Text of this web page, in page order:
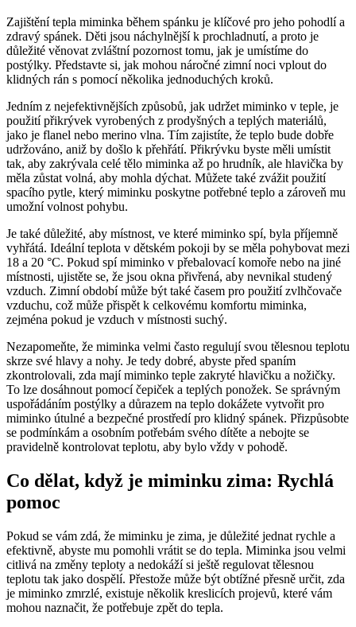
Zajištění tepla miminka během spánku je klíčové pro jeho pohodlí a
zdravý spánek. Děti jsou náchylnější k prochladnutí, a proto je
důležité věnovat zvláštní pozornost tomu, jak je umístíme do
postýlky. Představte si, jak mohou náročné zimní noci vplout do
klidných rán s pomocí několika jednoduchých kroků.
Jedním z nejefektivnějších způsobů, jak udržet miminko v teple, je
použití přikrývek vyrobených z prodyšných a teplých materiálů,
jako je flanel nebo merino vlna. Tím zajistíte, že teplo bude dobře
udržováno, aniž by došlo k přehřátí. Přikrývku byste měli umístit
tak, aby zakrývala celé tělo miminka až po hrudník, ale hlavička by
měla zůstat volná, aby mohla dýchat. Můžete také zvážit použití
spacího pytle, který miminku poskytne potřebné teplo a zároveň mu
umožní volnost pohybu.
Je také důležité, aby místnost, ve které miminko spí, byla příjemně
vyhřátá. Ideální teplota v dětském pokoji by se měla pohybovat mezi
18 a 20 °C. Pokud spí miminko v přebalovací komoře nebo na jiné
místnosti, ujistěte se, že jsou okna přivřená, aby nevnikal studený
vzduch. Zimní období může být také časem pro použití zvlhčovače
vzduchu, což může přispět k celkovému komfortu miminka,
zejména pokud je vzduch v místnosti suchý.
Nezapomeňte, že miminka velmi často regulují svou tělesnou teplotu
skrze své hlavy a nohy. Je tedy dobré, abyste před spaním
zkontrolovali, zda mají miminko teple zakryté hlavičku a nožičky.
To lze dosáhnout pomocí čepiček a teplých ponožek. Se správným
uspořádáním postýlky a důrazem na teplo dokážete vytvořit pro
miminko útulné a bezpečné prostředí pro klidný spánek. Přizpůsobte
se podmínkám a osobním potřebám svého dítěte a nebojte se
pravidelně kontrolovat teplotu, aby bylo vždy v pohodě.
Co dělat, když je miminku zima: Rychlá
pomoc
Pokud se vám zdá, že miminku je zima, je důležité jednat rychle a
efektivně, abyste mu pomohli vrátit se do tepla. Miminka jsou velmi
citlivá na změny teploty a nedokáží si ještě regulovat tělesnou
teplotu tak jako dospělí. Přestože může být obtížné přesně určit, zda
je miminko zmrzlé, existuje několik kreslicích projevů, které vám
mohou naznačit, že potřebuje zpět do tepla.